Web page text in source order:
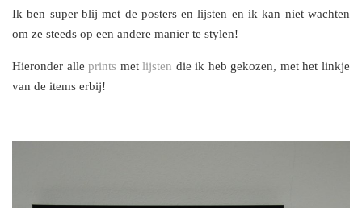
Ik ben super blij met de posters en lijsten en ik kan niet wachten
om ze steeds op een andere manier te stylen!
Hieronder alleprints metlijsten die ik heb gekozen, met het linkje
van de items erbij!